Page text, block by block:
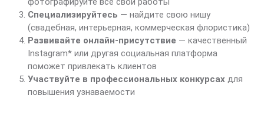
Специализируйтесь — найдите свою нишу
(свадебная, интерьерная, коммерческая флористика)
Развивайте онлайн-присутствие — качественный
Instagram* или другая социальная платформа
поможет привлекать клиентов
Участвуйте в профессиональных конкурсах для
повышения узнаваемости